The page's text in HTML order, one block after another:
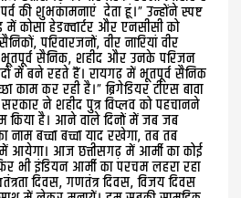
की शुभकामनाएं देता हूं।” उन्होंने स्पष्ट
में कोसा हेडक्वार्टर और एनसीसी को
परिवारजनों, वीर नारियां वीर
सैनिक, शहीद और उनके परिजन
में बने रहते हैं। रायगढ़ में भूतपूर्व सैनिक
कर रही है।” ब्रिगेडियर टीएस बावा
ने शहीद पुत्र विप्लव को पहचानने
किया है। आने वाले दिनों में जब जब
नाम बच्चा बच्चा याद रखेगा, तब तब
आयेगा। आज छत्तीसगढ़ में आर्मी का कोई
भी इंडियन आर्मी का परचम लहरा रहा
दिवस, गणतंत्र दिवस, विजय दिवस